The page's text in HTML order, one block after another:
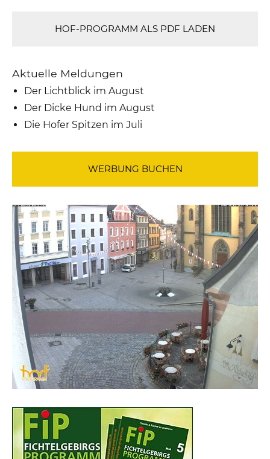
HOF-PROGRAMM ALS PDF LADEN
Aktuelle Meldungen
Der Lichtblick im August
Der Dicke Hund im August
Die Hofer Spitzen im Juli
WERBUNG BUCHEN